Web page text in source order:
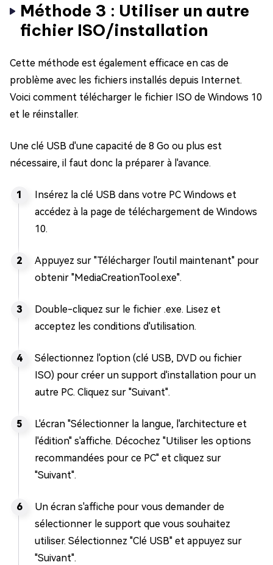
Méthode 3 : Utiliser un autre
fichier ISO/installation
Cette méthode est également efficace en cas de
problème avec les fichiers installés depuis Internet.
Voici comment télécharger le fichier ISO de Windows 10
et le réinstaller.
Une clé USB d'une capacité de 8 Go ou plus est
nécessaire, il faut donc la préparer à l'avance.
Insérez la clé USB dans votre PC Windows et
accédez à la page de téléchargement de Windows
10.
Appuyez sur "Télécharger l'outil maintenant" pour
obtenir "MediaCreationTool.exe".
Double-cliquez sur le fichier .exe. Lisez et
acceptez les conditions d'utilisation.
Sélectionnez l'option (clé USB, DVD ou fichier
ISO) pour créer un support d'installation pour un
autre PC. Cliquez sur "Suivant".
L'écran "Sélectionner la langue, l'architecture et
l'édition" s'affiche. Décochez "Utiliser les options
recommandées pour ce PC" et cliquez sur
"Suivant".
Un écran s'affiche pour vous demander de
sélectionner le support que vous souhaitez
utiliser. Sélectionnez "Clé USB" et appuyez sur
"Suivant".